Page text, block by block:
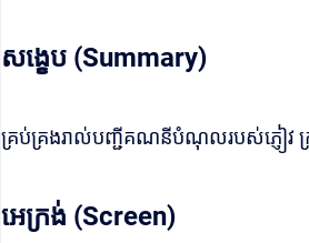
សង្ខេប (Summary)
គ្រប់គ្រងរាល់បញ្ជីគណនីបំណុលរបស់ភ្ញៀវ ក្រុម
អេក្រង់ (Screen)